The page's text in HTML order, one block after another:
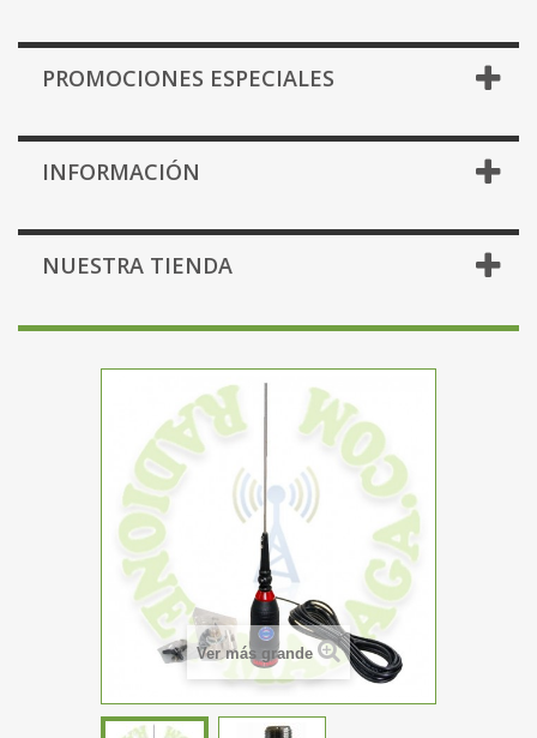
PROMOCIONES ESPECIALES
INFORMACIÓN
NUESTRA TIENDA
Ver más grande